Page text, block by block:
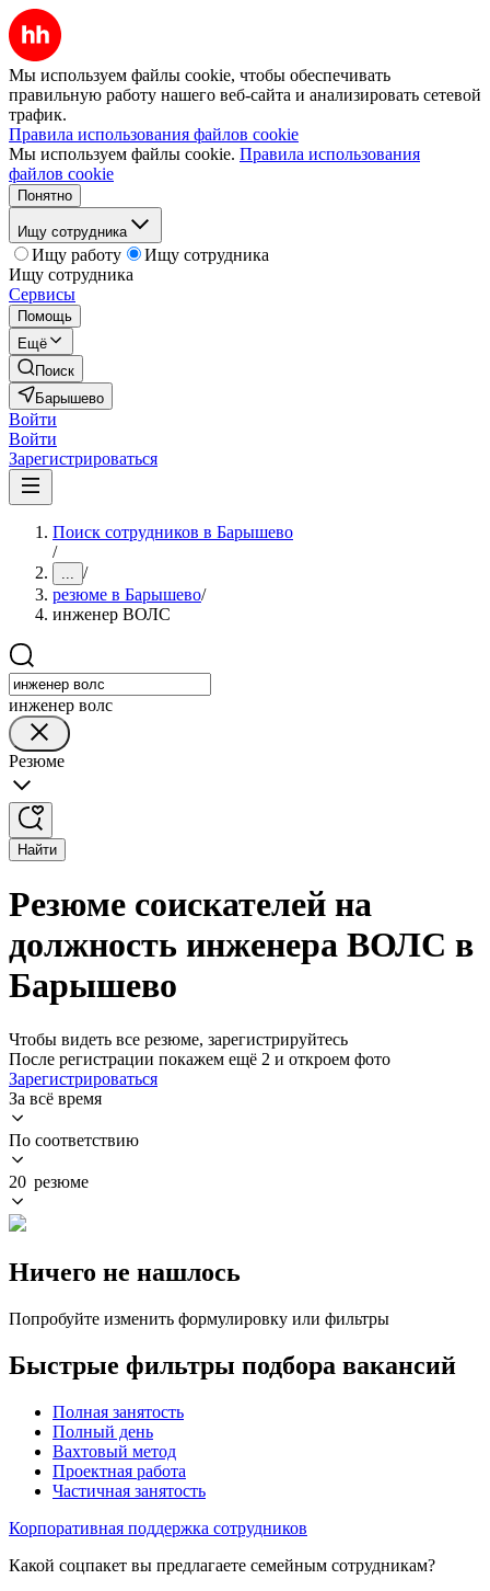
Мы используем файлы cookie, чтобы обеспечивать
правильную работу нашего веб-сайта и анализировать сетевой
трафик.
Правила использования файлов cookie
Мы используем файлы cookie. Правила использования
файлов cookie
Понятно
Ищу сотрудника
Ищу работу
Ищу сотрудника
Ищу сотрудника
Сервисы
Помощь
Ещё
Поиск
Барышево
Войти
Войти
Зарегистрироваться
Поиск сотрудников в Барышево
/
... /
резюме в Барышево/
инженер ВОЛС
инженер волс
Резюме
Найти
Резюме соискателей на
должность инженера ВОЛС в
Барышево
Чтобы видеть все резюме, зарегистрируйтесь
После регистрации покажем ещё 2 и откроем фото
Зарегистрироваться
За всё время
По соответствию
20 резюме
Ничего не нашлось
Попробуйте изменить формулировку или фильтры
Быстрые фильтры подбора вакансий
Полная занятость
Полный день
Вахтовый метод
Проектная работа
Частичная занятость
Корпоративная поддержка сотрудников
Какой соцпакет вы предлагаете семейным сотрудникам?